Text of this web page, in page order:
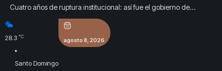
Cuatro años de ruptura institucional: así fue el gobierno de
Gustavo Petro en sus choques con las Cortes, el Congreso y el
28.3 °C
Santo Domingo
agosto 8, 2026